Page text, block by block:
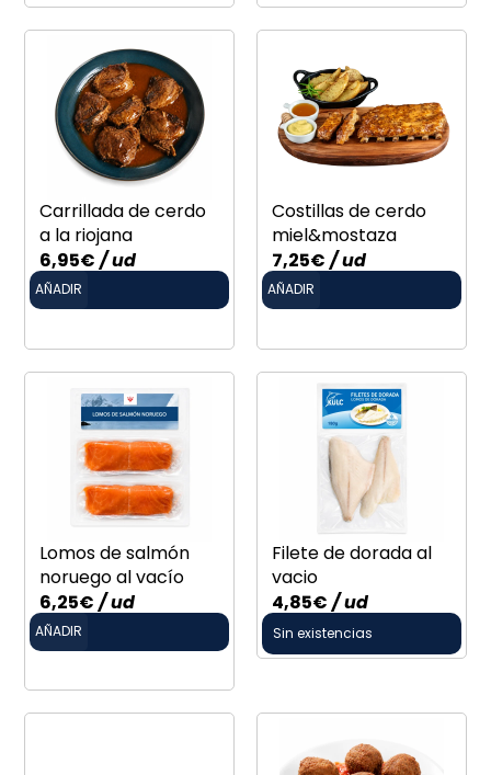
Carrillada de cerdo
a la riojana
6,95€/ ud
AÑADIR
Costillas de cerdo
miel&mostaza
7,25€/ ud
AÑADIR
Lomos de salmón
noruego al vacío
6,25€/ ud
AÑADIR
Filete de dorada al
vacio
4,85€/ ud
Sin existencias